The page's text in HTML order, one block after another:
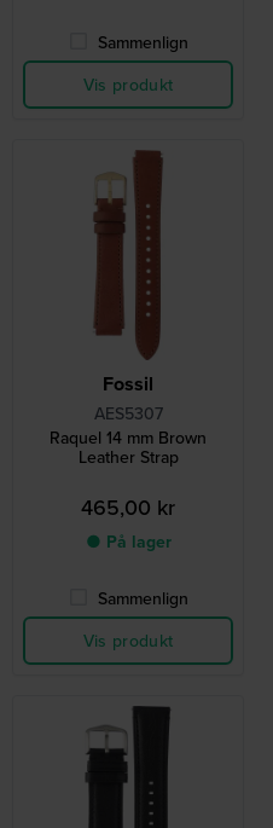
Sammenlign
Vis produkt
Fossil
AES5307
Raquel 14 mm Brown
Leather Strap
465,00 kr
● På lager
Sammenlign
Vis produkt